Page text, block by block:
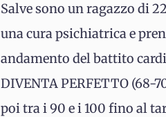
Salve sono un ragazzo di
una cura psichiatrica e
andamento del battito
DIVENTA PERFETTO (68-
poi tra i 90 e i 100 fino al